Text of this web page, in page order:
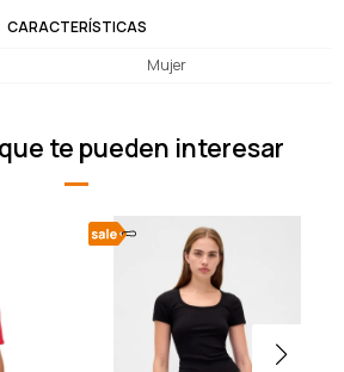
CARACTERÍSTICAS
Mujer
te pueden interesar